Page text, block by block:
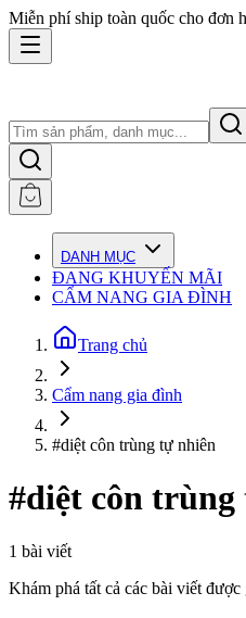
Miễn phí ship toàn quốc cho đơn
DANH MỤC
ĐANG KHUYẾN MÃI
CẨM NANG GIA ĐÌNH
Trang chủ
Cẩm nang gia đình
#diệt côn trùng tự nhiên
#diệt côn
1 bài viết
Khám phá tất cả các bài viết được